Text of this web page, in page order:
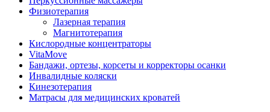
Физиотерапия
Лазерная терапия
Магнитотерапия
Кислородные концентраторы
VitaMove
Бандажи, ортезы, корсеты и корректоры осанки
Инвалидные коляски
Кинезотерапия
Матрасы для медицинских кроватей